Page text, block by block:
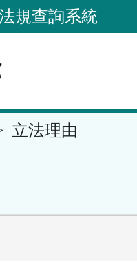
規查詢系統
立法理由